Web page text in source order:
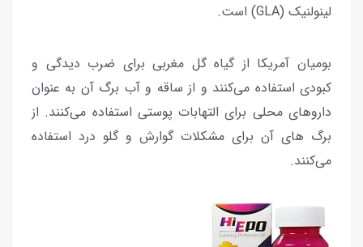
لینولنیک (GLA) است.
بومیان آمریكا از گیاه گل مغربی برای ضرب دیدگی و
كبودی استفاده می‌کنند و از ساقه و آب برگ آن به عنوان
داروهای محلی برای التهابات پوستی استفاده می‌کنند. از
برگ های آن برای مشکلات گوارش و گلو درد استفاده
می‌کنند.